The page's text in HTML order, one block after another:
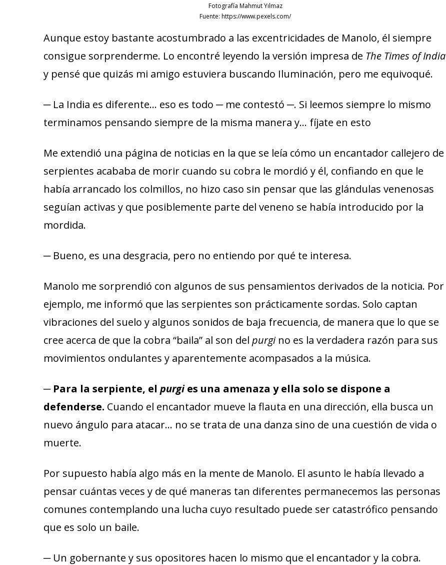
Fotografía Mahmut Yılmaz
Fuente: https://www.pexels.com/
Aunque estoy bastante acostumbrado a las excentricidades de Manolo, él siempre
consigue sorprenderme. Lo encontré leyendo la versión impresa de The Times of India
y pensé que quizás mi amigo estuviera buscando Iluminación, pero me equivoqué.
─ La India es diferente… eso es todo ─ me contestó ─. Si leemos siempre lo mismo
terminamos pensando siempre de la misma manera y… fíjate en esto
Me extendió una página de noticias en la que se leía cómo un encantador callejero de
serpientes acababa de morir cuando su cobra le mordió y él, confiando en que le
había arrancado los colmillos, no hizo caso sin pensar que las glándulas venenosas
seguían activas y que posiblemente parte del veneno se había introducido por la
mordida.
─ Bueno, es una desgracia, pero no entiendo por qué te interesa.
Manolo me sorprendió con algunos de sus pensamientos derivados de la noticia. Por
ejemplo, me informó que las serpientes son prácticamente sordas. Solo captan
vibraciones del suelo y algunos sonidos de baja frecuencia, de manera que lo que se
cree acerca de que la cobra “baila” al son del purgi no es la verdadera razón para sus
movimientos ondulantes y aparentemente acompasados a la música.
─ Para la serpiente, el purgies una amenaza y ella solo se dispone a
defenderse. Cuando el encantador mueve la flauta en una dirección, ella busca un
nuevo ángulo para atacar… no se trata de una danza sino de una cuestión de vida o
muerte.
Por supuesto había algo más en la mente de Manolo. El asunto le había llevado a
pensar cuántas veces y de qué maneras tan diferentes permanecemos las personas
comunes contemplando una lucha cuyo resultado puede ser catastrófico pensando
que es solo un baile.
─ Un gobernante y sus opositores hacen lo mismo que el encantador y la cobra.